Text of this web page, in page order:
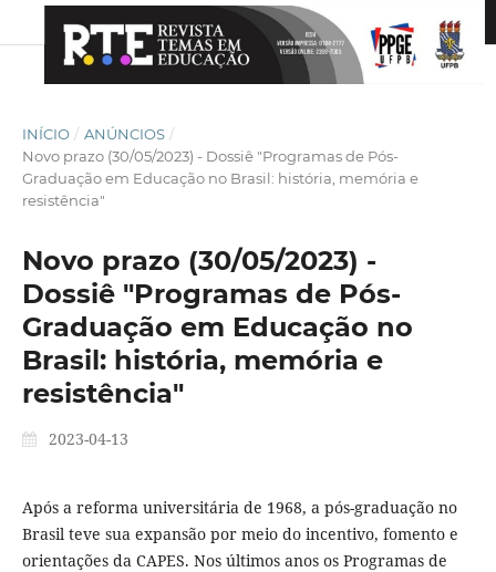
INÍCIO / ANÚNCIOS /
Novo prazo (30/05/2023) - Dossiê "Programas de Pós-
Graduação em Educação no Brasil: história, memória e
resistência"
Novo prazo (30/05/2023) -
Dossiê "Programas de Pós-
Graduação em Educação no
Brasil: história, memória e
resistência"
2023-04-13
Após a reforma universitária de 1968, a pós-graduação no
Brasil teve sua expansão por meio do incentivo, fomento e
orientações da CAPES. Nos últimos anos os Programas de